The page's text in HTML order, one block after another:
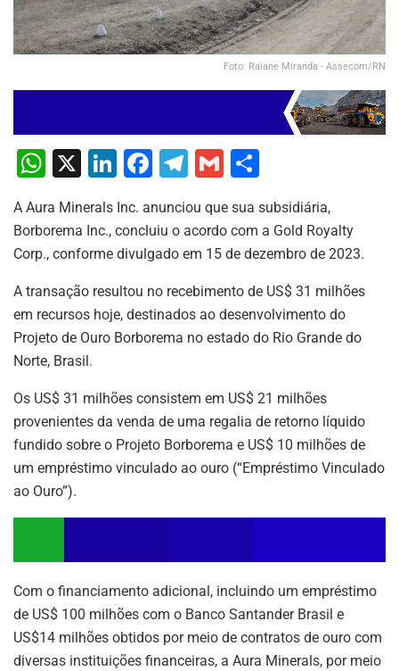
Foto: Raiane Miranda - Assecom/RN
W
at
s
p
p
X
Li
k
e
dI
n
F
c
e
o
o
T
e
gr
a
m
G
ai
l
ar
e
A Aura Minerals Inc. anunciou que sua subsidiária,
Borborema Inc., concluiu o acordo com a Gold Royalty
Corp., conforme divulgado em 15 de dezembro de 2023.
A transação resultou no recebimento de US$ 31 milhões
em recursos hoje, destinados ao desenvolvimento do
Projeto de Ouro Borborema no estado do Rio Grande do
Norte, Brasil.
Os US$ 31 milhões consistem em US$ 21 milhões
provenientes da venda de uma regalia de retorno líquido
fundido sobre o Projeto Borborema e US$ 10 milhões de
um empréstimo vinculado ao ouro (“Empréstimo Vinculado
ao Ouro”).
Com o financiamento adicional, incluindo um empréstimo
de US$ 100 milhões com o Banco Santander Brasil e
US$14 milhões obtidos por meio de contratos de ouro com
diversas instituições financeiras, a Aura Minerals, por meio